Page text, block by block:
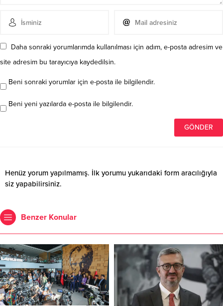
Daha sonraki yorumlarımda kullanılması için adım, e-posta adresim ve
site adresim bu tarayıcıya kaydedilsin.
Beni sonraki yorumlar için e-posta ile bilgilendir.
Beni yeni yazılarda e-posta ile bilgilendir.
Henüz yorum yapılmamış. İlk yorumu yukarıdaki form aracılığıyla
siz yapabilirsiniz.
Benzer Konular